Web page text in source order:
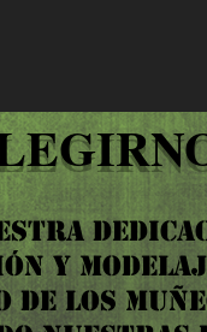
Y
DE LOS